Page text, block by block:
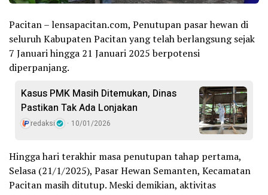
Pacitan – lensapacitan.com, Penutupan pasar hewan di
seluruh Kabupaten Pacitan yang telah berlangsung sejak
7 Januari hingga 21 Januari 2025 berpotensi
diperpanjang.
Kasus PMK Masih Ditemukan, Dinas
Pastikan Tak Ada Lonjakan
redaksi 10/01/2026
Hingga hari terakhir masa penutupan tahap pertama,
Selasa (21/1/2025), Pasar Hewan Semanten, Kecamatan
Pacitan masih ditutup. Meski demikian, aktivitas